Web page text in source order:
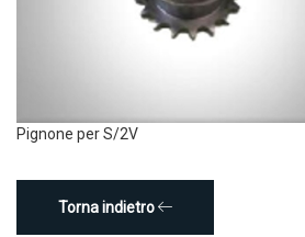
Pignone per S/2V
Torna indietro